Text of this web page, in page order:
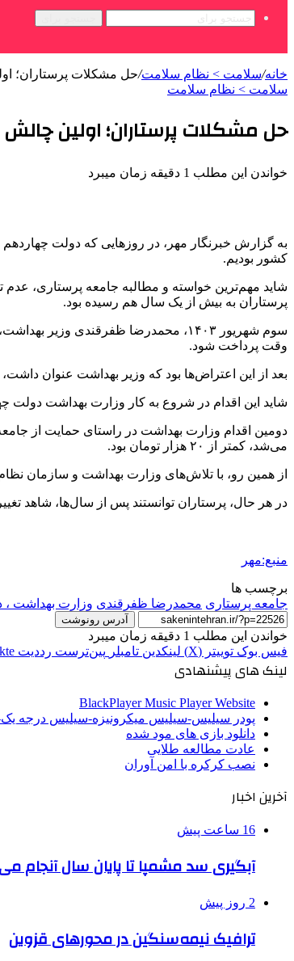
خانه/سلامت > نظام سلامت/حل مشکلات پرستاران؛
سلامت > نظام سلامت
حل مشکلات پرستاران؛ اولین
خواندن این مطلب 1 دقیقه زمان میبرد
به گزارش خبرنگار مهر، در روزهایی که دولت
کشور بودیم.
شاید مهم‌ترین خواسته و مطالبه جامعه پرستاری،
پرستاران به بیش از یک سال هم رسیده بود.
سوم شهریور ۱۴۰۳، محمدرضا ظفرقندی
وقت پرداخت شود.
بعد از این اعتراض‌ها بود که وزیر بهداشت عنوان داشت، مبالغ قبل توجهی در دو مرحله
شاید این اقدام در شروع به کار وزارت بهداشت دولت چهاردهم، باعث شد
دومین اقدام وزارت بهداشت در راستای حمایت از
می‌شد، کمتر از ۲۰ هزار تومان بود.
از همین رو، با تلاش‌های وزارت بهداشت و سازمان نظام پرستاری، این عدد به طور میانگین
در هر حال، پرستاران توانستند پس از سال‌ها، شاهد
منبع:مهر
برچسب ها
جامعه پرستاری محمدرضا ظفرقندی وزارت بهداشت
آدرس رونوشت
خواندن این مطلب 1 دقیقه زمان میبرد
فیس بوک توییتر (X) لینکدین ‫تامبلر ‫پین‌ترست ‫رددیت
لینک های پیشنهادی
BlackPlayer Music Player Website
پودر سیلیس-سیلیس میکرونیزه-سیلیس
دانلود بازی های مود شده
عادت مطالعه طلایی
نصب کرکره با امن آوران
آخرین اخبار
16 ساعت پیش
آبگیری سد مشمپا تا پایان سال آنجام
2 روز پیش
ترافیک نیمه‌سنگین در محورهای قزوین